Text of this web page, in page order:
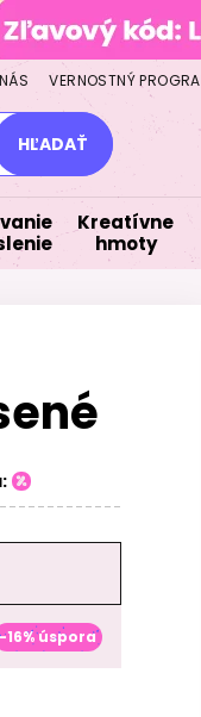
VERNOSTNÝ
HĽADAŤ
Kreatívne
hmoty
16% úspora